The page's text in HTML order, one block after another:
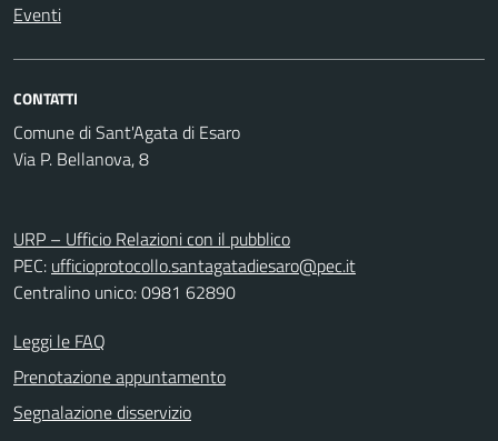
Eventi
CONTATTI
Comune di Sant'Agata di Esaro
Via P. Bellanova, 8
URP – Ufficio Relazioni con il pubblico
PEC: ufficioprotocollo.santagatadiesaro@pec.it
Centralino unico: 0981 62890
Leggi le FAQ
Prenotazione appuntamento
Segnalazione disservizio